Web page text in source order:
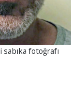
fotoğrafı